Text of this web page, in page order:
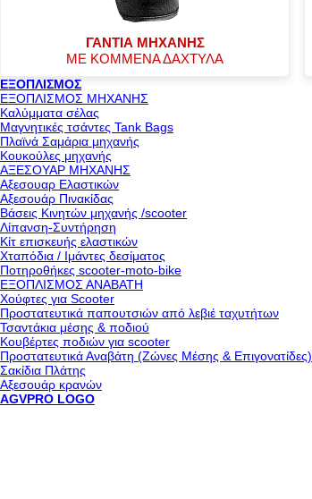
ΓΑΝΤΙΑ ΜΗΧΑΝΗΣ
ΜΕ ΚΟΜΜΕΝΑ ΔΑΧΤΥΛΑ
ΕΞΟΠΛΙΣΜΟΣ
ΕΞΟΠΛΙΣΜΟΣ ΜΗΧΑΝΗΣ
Καλύμματα σέλας
Μαγνητικές τσάντες Tank Bags
Πλαϊνά Σαμάρια μηχανής
Κουκούλες μηχανής
ΑΞΕΣΟΥΑΡ ΜΗΧΑΝΗΣ
Αξεσουαρ Ελαστικών
Αξεσουάρ Πινακίδας
Βάσεις Κινητών μηχανής /scooter
Λίπανση-Συντήρηση
Κίτ επισκευής ελαστικών
Χταπόδια / Ιμάντες δεσίματος
Ποτηροθήκες scooter-moto-bike
ΕΞΟΠΛΙΣΜΟΣ ΑΝΑΒΑΤΗ
Χούφτες για Scooter
Προστατευτικά παπουτσιών από λεβιέ ταχυτήτων
Τσαντάκια μέσης & ποδιού
Κουβέρτες ποδιών για scooter
Προστατευτικά Αναβάτη (Ζώνες Μέσης & Επιγονατίδες)
Σακίδια Πλάτης
Αξεσουάρ κρανών
AGVPRO LOGO